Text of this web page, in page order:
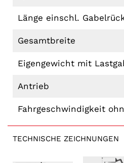
Länge einschl.
Gesamtbreite
Eigengewicht mit
Antrieb
Fahrgeschwindigkeit
TECHNISCHE ZEICHNUNGEN